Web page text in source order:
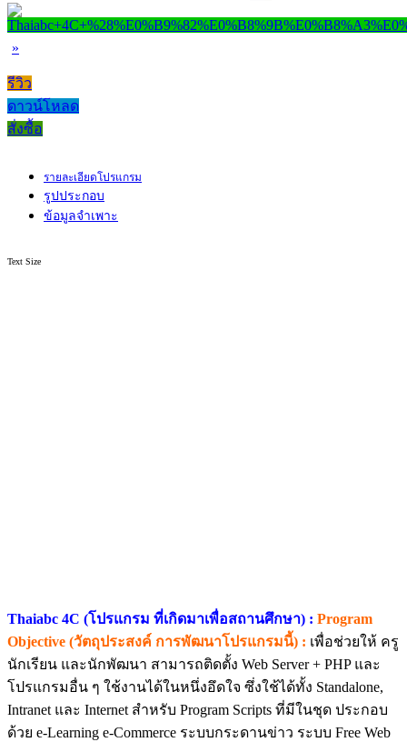
»
รีวิว
ดาวน์โหลด
สั่งซื้อ
รายละเอียดโปรแกรม
รูปประกอบ
ข้อมูลจำเพาะ
Text Size
Thaiabc 4C (โปรแกรม ที่เกิดมาเพื่อสถานศึกษา) : Program
Objective (วัตถุประสงค์ การพัฒนาโปรแกรมนี้) : เพื่อช่วยให้ ครู
นักเรียน และนักพัฒนา สามารถติดตั้ง Web Server + PHP และ
โปรแกรมอื่น ๆ ใช้งานได้ในหนึ่งอึดใจ ซึ่งใช้ได้ทั้ง Standalone,
Intranet และ Internet สำหรับ Program Scripts ที่มีในชุด ประกอบ
ด้วย e-Learning e-Commerce ระบบกระดานข่าว ระบบ Free Web